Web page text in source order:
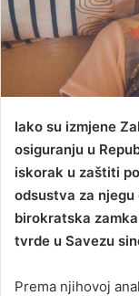
l
Iako su izmjene
osiguranju u
iskorak u zaštiti
odsustva za
birokratska
tvrde u Savezu
Prema njihovoj